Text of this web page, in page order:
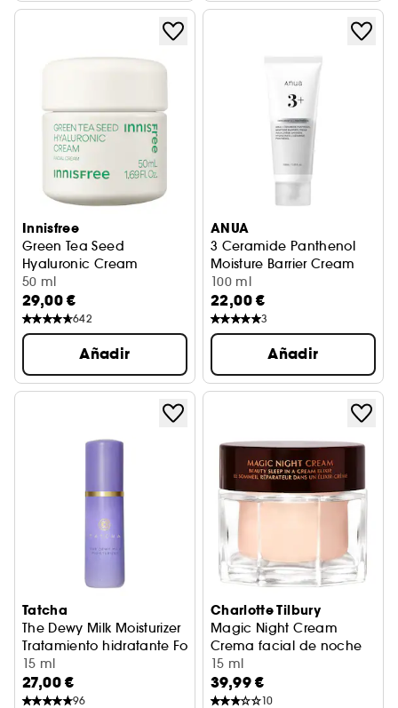
Innisfree
Green Tea Seed
Hyaluronic Cream
Crema hidratante
50 ml
29,00 €
642
Añadir
ANUA
3 Ceramide Panthenol
Moisture Barrier Cream
Crema nutritiva con 3
100 ml
22,00 €
3
Añadir
Tatcha
The Dewy Milk Moisturizer
Tratamiento hidratante Formato viaje
15 ml
27,00 €
96
Charlotte Tilbury
Magic Night Cream
Crema facial de noche
15 ml
39,99 €
10